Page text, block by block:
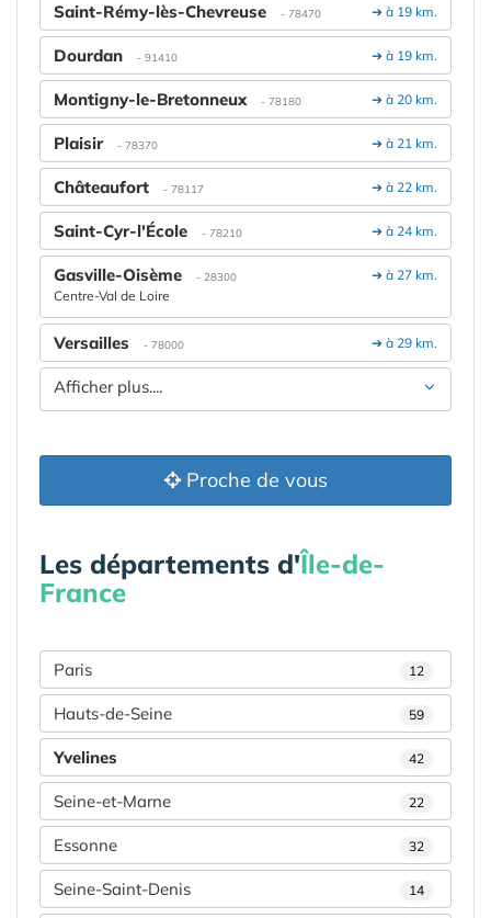
➔ à 19 km.
Saint-Rémy-lès-Chevreuse - 78470
➔ à 19 km.
Dourdan - 91410
➔ à 20 km.
Montigny-le-Bretonneux - 78180
➔ à 21 km.
Plaisir - 78370
➔ à 22 km.
Châteaufort - 78117
➔ à 24 km.
Saint-Cyr-l'École - 78210
➔ à 27 km.
Gasville-Oisème - 28300
Centre-Val de Loire
➔ à 29 km.
Versailles - 78000
Afficher plus....
Proche de vous
Les départements d'Île-de-
France
Paris 12
Hauts-de-Seine 59
Yvelines 42
Seine-et-Marne 22
Essonne 32
Seine-Saint-Denis 14